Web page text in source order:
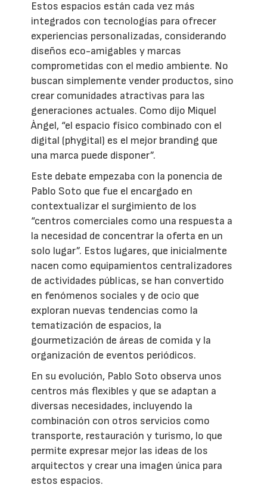
Estos espacios están cada vez más
integrados con tecnologías para ofrecer
experiencias personalizadas, considerando
diseños eco-amigables y marcas
comprometidas con el medio ambiente. No
buscan simplemente vender productos, sino
crear comunidades atractivas para las
generaciones actuales. Como dijo Miquel
Àngel, “el espacio físico combinado con el
digital (phygital) es el mejor branding que
una marca puede disponer”.
Este debate empezaba con la ponencia de
Pablo Soto que fue el encargado en
contextualizar el surgimiento de los
“centros comerciales como una respuesta a
la necesidad de concentrar la oferta en un
solo lugar”. Estos lugares, que inicialmente
nacen como equipamientos centralizadores
de actividades públicas, se han convertido
en fenómenos sociales y de ocio que
exploran nuevas tendencias como la
tematización de espacios, la
gourmetización de áreas de comida y la
organización de eventos periódicos.
En su evolución, Pablo Soto observa unos
centros más flexibles y que se adaptan a
diversas necesidades, incluyendo la
combinación con otros servicios como
transporte, restauración y turismo, lo que
permite expresar mejor las ideas de los
arquitectos y crear una imagen única para
estos espacios.